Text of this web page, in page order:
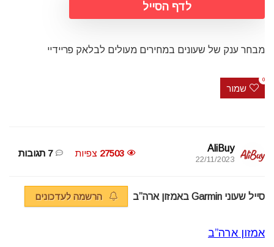
לדף הסייל
מבחר ענק של שעונים במחירים מעולים לבלאק פריידיי
שמור
0
AliBuy
22/11/2023
27503 צפיות 7 תגובות
סייל שעוני Garmin באמזון ארה”ב הרשמה לעדכונים
אמזון ארה”ב